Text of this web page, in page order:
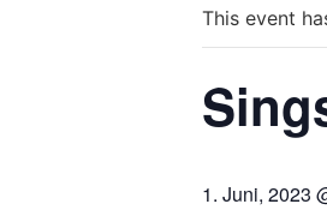
This event
1. Juni, 2023